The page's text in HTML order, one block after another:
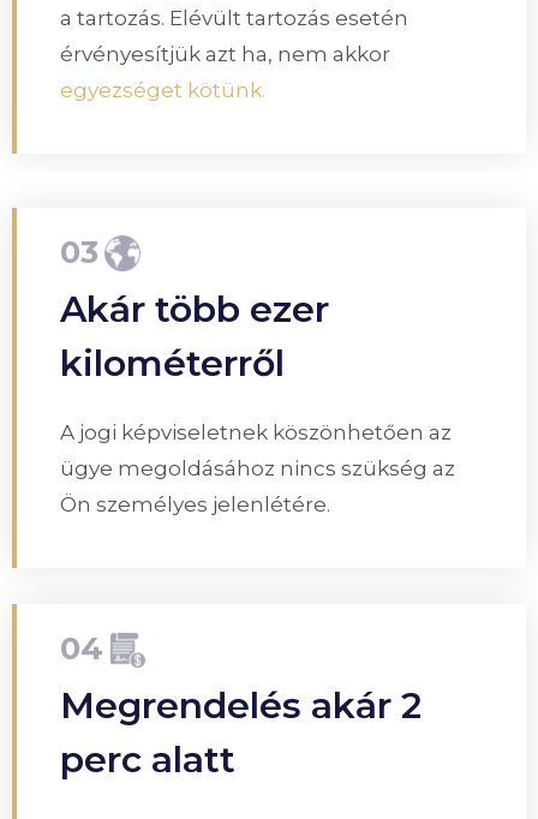
a tartozás. Elévült tartozás esetén
érvényesítjük azt ha, nem akkor
egyezséget kötünk.
03
Akár több ezer
kilométerről
A jogi képviseletnek köszönhetően az
ügye megoldásához nincs szükség az
Ön személyes jelenlétére.
04
Megrendelés akár 2
perc alatt